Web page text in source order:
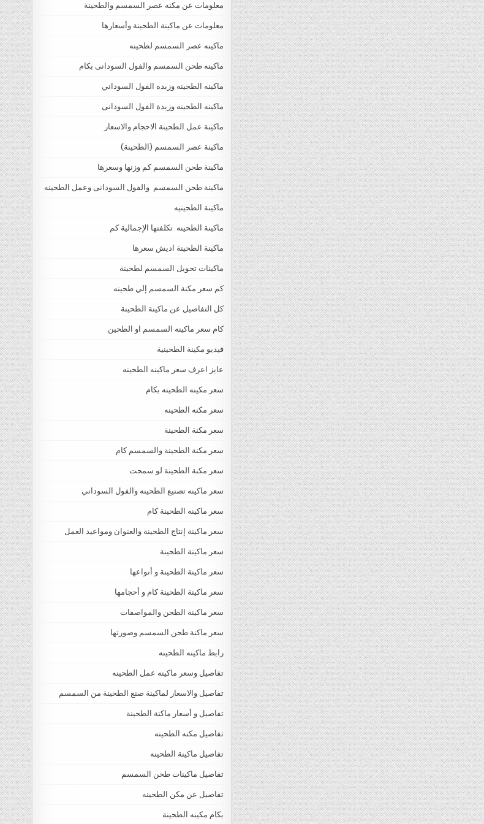
معلومات عن مكنه عصر السمسم والطحينة
معلومات عن ماكينة الطحينة وأسعارها
ماكينه عصر السمسم لطحينه
ماكينه طحن السمسم والفول السودانى بكام
ماكينه الطحينه وزبده الفول السوداني
ماكينه الطحينه وزبدة الفول السودانى
ماكينة عمل الطحينة الاحجام والاسعار
ماكينة عصر السمسم (الطحينة)
ماكينة طحن السمسم كم وزنها وسعرها
ماكينة طحن السمسم والفول السودانى وعمل الطحينه
ماكينة الطحينيه
ماكينة الطحينه تكلفتها الإجمالية كم
ماكينة الطحينة اديش سعرها
ماكينات تحويل السمسم لطحينة
كم سعر مكنة السمسم إلي طحينه
كل التفاصيل عن ماكينة الطحينة
كام سعر ماكينه السمسم او الطحين
فيديو مكينة الطحينية
عايز اعرف سعر ماكينه الطحينه
سعر مكينه الطحينه بكام
سعر مكنه الطحينه
سعر مكنة الطحينة
سعر مكنة الطحينة والسمسم كام
سعر مكنة الطحينة لو سمحت
سعر ماكينه تصنيع الطحينه والفول السوداني
سعر ماكينه الطحينة كام
سعر ماكينة إنتاج الطحينة والعنوان ومواعيد العمل
سعر ماكينة الطحينة
سعر ماكينة الطحينة و أنواعها
سعر ماكينة الطحينة كام و أحجامها
سعر ماكينة الطحن والمواصفات
سعر ماكنة طحن السمسم وصورتها
رابط ماكينه الطحينه
تفاصيل وسعر ماكينه عمل الطحينه
تفاصيل والاسعار لماكينة صنع الطحينة من السمسم
تفاصيل و أسعار ماكنة الطحينة
تفاصيل مكنه الطحينه
تفاصيل ماكينة الطحينه
تفاصيل ماكينات طحن السمسم
تفاصيل عن مكن الطحينه
بكام مكينه الطحينة